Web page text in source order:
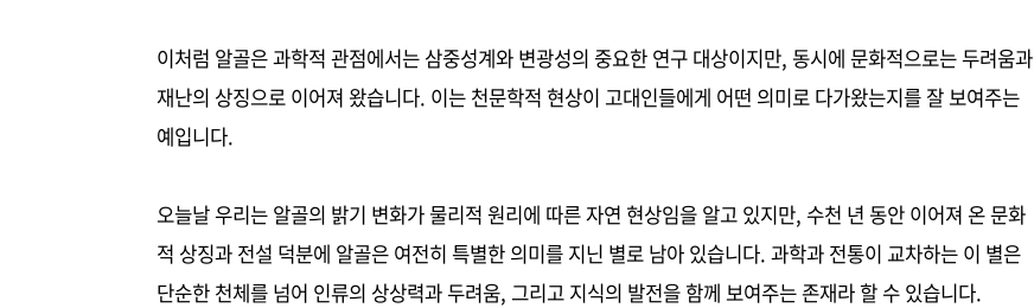
이처럼 알골은 과학적 관점에서는 삼중성계와 변광성의 중요한 연구 대상이지만, 동시에 문화적으로는 두려움과
재난의 상징으로 이어져 왔습니다. 이는 천문학적 현상이 고대인들에게 어떤 의미로 다가왔는지를 잘 보여주는
예입니다.
오늘날 우리는 알골의 밝기 변화가 물리적 원리에 따른 자연 현상임을 알고 있지만, 수천 년 동안 이어져 온 문화
적 상징과 전설 덕분에 알골은 여전히 특별한 의미를 지닌 별로 남아 있습니다. 과학과 전통이 교차하는 이 별은
단순한 천체를 넘어 인류의 상상력과 두려움, 그리고 지식의 발전을 함께 보여주는 존재라 할 수 있습니다.